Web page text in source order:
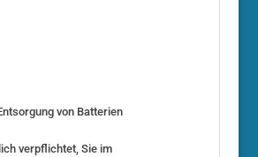
von Batterien
verpflichtet, Sie im